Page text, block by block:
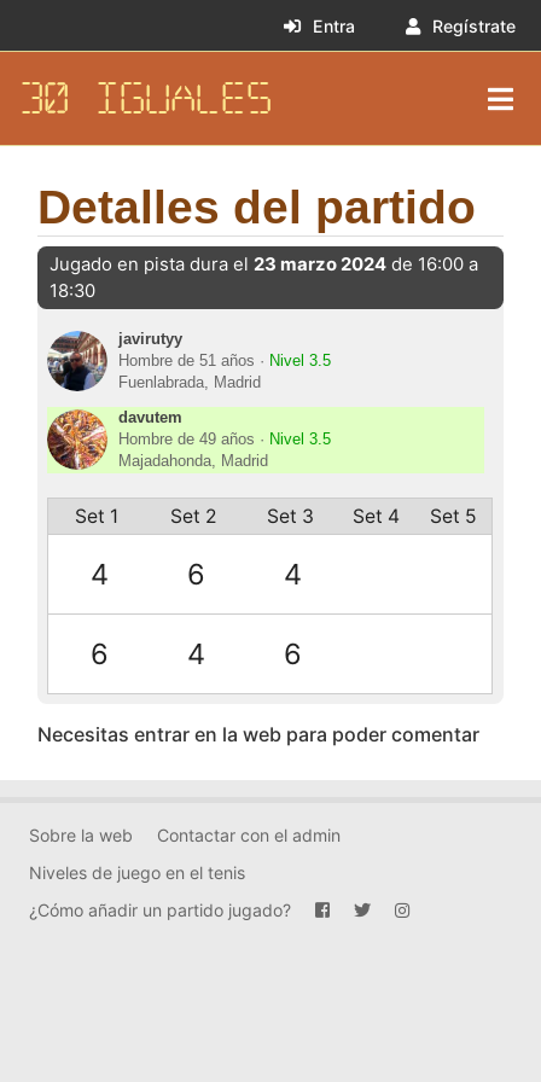
Entra Regístrate
30 IGUALES
Detalles del partido
Jugado en pista dura el 23 marzo 2024de 16:00 a
18:30
javirutyy
Hombre de 51 años · Nivel 3.5
Fuenlabrada, Madrid
davutem
Hombre de 49 años · Nivel 3.5
Majadahonda, Madrid
Set 1 Set 2 Set 3 Set 4 Set 5
4 6 4
6 4 6
Necesitas entrar en la web para poder comentar
Sobre la web
Contactar con el admin
Niveles de juego en el tenis
¿Cómo añadir un partido jugado?